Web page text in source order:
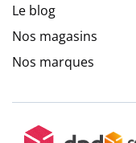
Le blog
Nos magasins
Nos marques